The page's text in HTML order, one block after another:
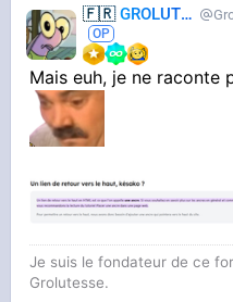
🇫🇷GROLUTES
Mais euh, je ne raconte
Je suis le fondateur de ce
Grolutesse.